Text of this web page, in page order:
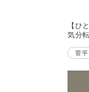
【ひ
気分
菅